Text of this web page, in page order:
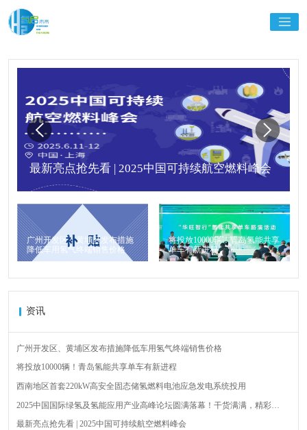
最新亮点抢先看 | 2025中国可持续航空燃料峰会
广州开发区、黄埔区发布措施
降低车用氢气终端销售价格
将投放10000辆！青岛氢能共享
单车有新进程
资讯
广州开发区、黄埔区发布措施降低车用氢气终端销售价格
将投放10000辆！青岛氢能共享单车有新进程
西南地区首套220kW高安全固态储氢燃料电池应急发电系统投用
2025中国国际绿氢及氢能应用产业高峰论坛圆满落幕！干货满满，精彩瞬
最新亮点抢先看 | 2025中国可持续航空燃料峰会